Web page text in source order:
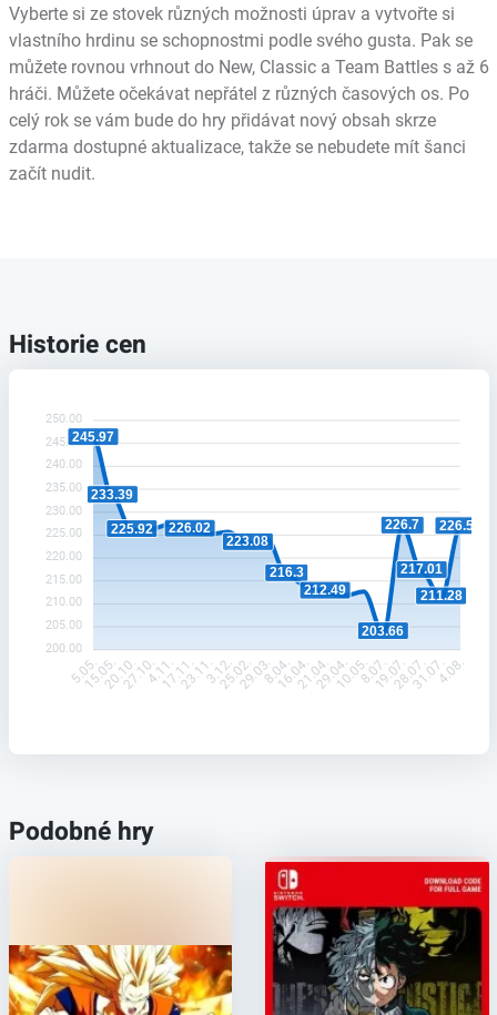
Vyberte si ze stovek různých možnosti úprav a vytvořte si
vlastního hrdinu se schopnostmi podle svého gusta. Pak se
můžete rovnou vrhnout do New, Classic a Team Battles s až 6
hráči. Můžete očekávat nepřátel z různých časových os. Po
celý rok se vám bude do hry přidávat nový obsah skrze
zdarma dostupné aktualizace, takže se nebudete mít šanci
začít nudit.
Historie cen
250.00
245.00
240.00
235.00
230.00
225.00
220.00
215.00
210.00
205.00
200.00
245.97
233.39
225.92
226.02
223.08
216.3
212.49
203.66
226.7
217.01
211.28
226.58
5.05.
15.05.20.10.27.10.4.11.
17.11.23.11.3.12.
25.02.29.03.8.04.
16.04.21.04.29.04.10.05.8.07.
19.07.28.07.31.07.4.08.
Podobné hry